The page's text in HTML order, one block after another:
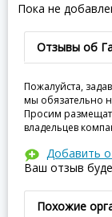
Пока не
Отзывы об
Пожалуйста,
мы обязательно
Просим
владельцев
Добавить
Ваш отзыв
Похожие